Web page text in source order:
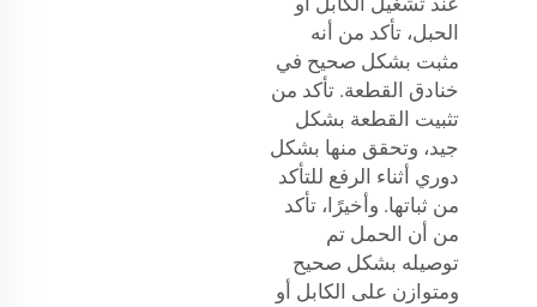
الحبل، تأكد من أنه
مثبت بشكل صحيح في
خنادق القطعة. تأكد من
تثبيت القطعة بشكل
جيد، وتحقق منها بشكل
دوري أثناء الرفع للتأكد
من ثباتها. وأخيرًا، تأكد
من أن الحمل تم
توصيله بشكل صحيح
ومتوازن على الكابل أو